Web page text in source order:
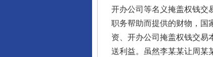
开办公司等名义掩盖权钱交
职务帮助而提供的财物，国
资、开办公司掩盖权钱交易
送利益。虽然李某某让周某